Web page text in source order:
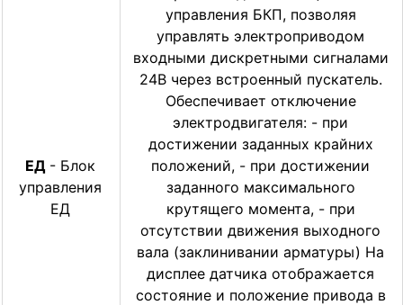
ЕД - Блок
управления
ЕД
управления БКП, позволяя
управлять электроприводом
входными дискретными сигналами
24В через встроенный пускатель.
Обеспечивает отключение
электродвигателя: - при
достижении заданных крайних
положений, - при достижении
заданного максимального
крутящего момента, - при
отсутствии движения выходного
вала (заклинивании арматуры) На
дисплее датчика отображается
состояние и положение привода в